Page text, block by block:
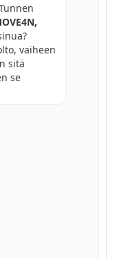
vaiheen
sitä
se